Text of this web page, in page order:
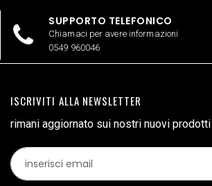
SUPPORTO TELEFONICO
Chiamaci per avere informazioni
0549 960046
ISCRIVITI ALLA NEWSLETTER
rimani aggiornato sui nostri nuovi prodotti